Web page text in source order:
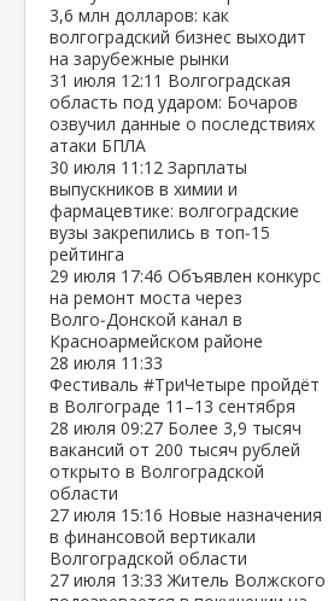
3,6 млн долларов: как
волгоградский бизнес выходит
на зарубежные рынки
31 июля 12:11 Волгоградская
область под ударом: Бочаров
озвучил данные о последствиях
атаки БПЛА
30 июля 11:12 Зарплаты
выпускников в химии и
фармацевтике: волгоградские
вузы закрепились в топ‑15
рейтинга
29 июля 17:46 Объявлен конкурс
на ремонт моста через
Волго‑Донской канал в
Красноармейском районе
28 июля 11:33
Фестиваль #ТриЧетыре пройдёт
в Волгограде 11–13 сентября
28 июля 09:27 Более 3,9 тысяч
вакансий от 200 тысяч рублей
открыто в Волгоградской
области
27 июля 15:16 Новые назначения
в финансовой вертикали
Волгоградской области
27 июля 13:33Житель Волжского